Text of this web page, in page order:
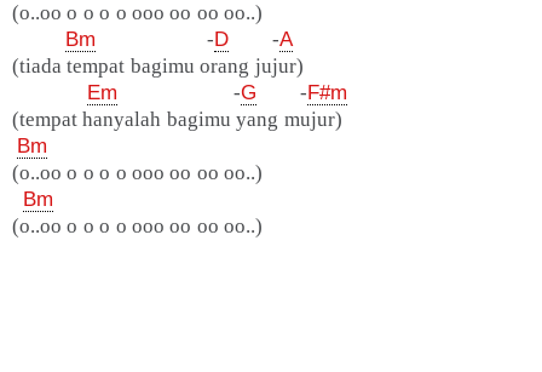
(o..oo o o o o ooo oo oo oo..)
Bm -D -A
(tiada tempat bagimu orang jujur)
Em -G -F#m
(tempat hanyalah bagimu yang mujur)
Bm
(o..oo o o o o ooo oo oo oo..)
Bm
(o..oo o o o o ooo oo oo oo..)